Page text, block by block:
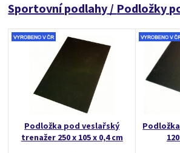
Sportovní podlahy / Podložky
Podložka pod veslařský
trenažer 250 x 105 x 0,4 cm